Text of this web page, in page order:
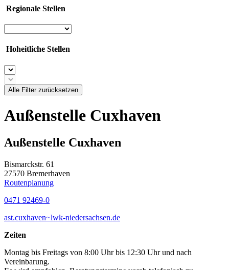
Regionale Stellen
Hoheitliche Stellen
Alle Filter zurücksetzen
Außenstelle Cuxhaven
Außenstelle Cuxhaven
Bismarckstr. 61
27570 Bremerhaven
Routenplanung
0471 92469-0
ast.cuxhaven~lwk-niedersachsen.de
Zeiten
Montag bis Freitags von 8:00 Uhr bis 12:30 Uhr und nach
Vereinbarung.